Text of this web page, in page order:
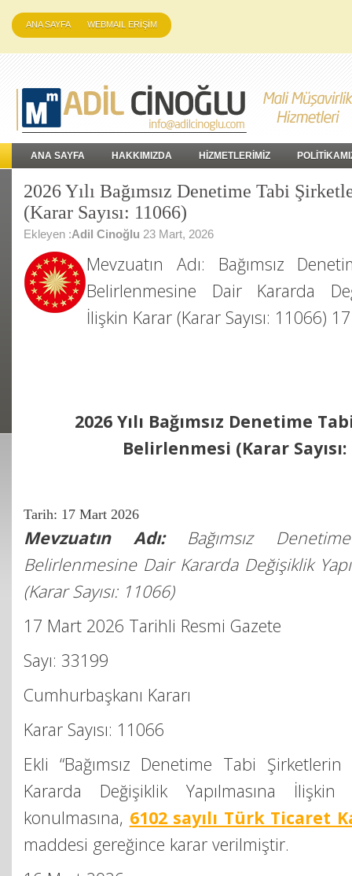
ANA SAYFA WEBMAIL ERİŞİM
ANA SAYFA HAKKIMIZDA HİZMETLERİMİZ
2026 Yılı Bağımsız Denetime Tabi
(Karar Sayısı: 11066)
Ekleyen :Adil Cinoğlu 23 Mart, 2026
Mevzuatın Adı: Bağımsız
Belirlenmesine Dair Kararda
İlişkin Karar (Karar Sayısı: 11066)
2026 Yılı Bağımsız Denetime
Belirlenmesi (Karar Sayısı:
Tarih: 17 Mart 2026
Mevzuatın Adı:Bağımsız
Belirlenmesine Dair Kararda Değişiklik
(Karar Sayısı: 11066)
17 Mart 2026 Tarihli Resmi Gazete
Sayı: 33199
Cumhurbaşkanı Kararı
Karar Sayısı: 11066
Ekli “Bağımsız Denetime Tabi
Kararda Değişiklik Yapılmasına İlişkin
konulmasına, 6102 sayılı Türk Ticaret
maddesi gereğince karar verilmiştir.